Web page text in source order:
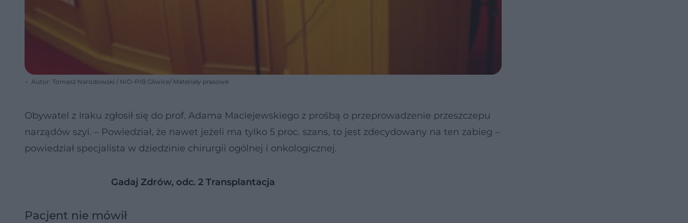
Autor: Tomasz Narodowski / NIO-PIB Gliwice/ Materiały prasowe
Obywatel z Iraku zgłosił się do prof. Adama Maciejewskiego z prośbą o przeprowadzenie przeszczepu
narządów szyi. – Powiedział, że nawet jeżeli ma tylko 5 proc. szans, to jest zdecydowany na ten zabieg –
powiedział specjalista w dziedzinie chirurgii ogólnej i onkologicznej.
Gadaj Zdrów, odc. 2 Transplantacja
Pacjent nie mówił